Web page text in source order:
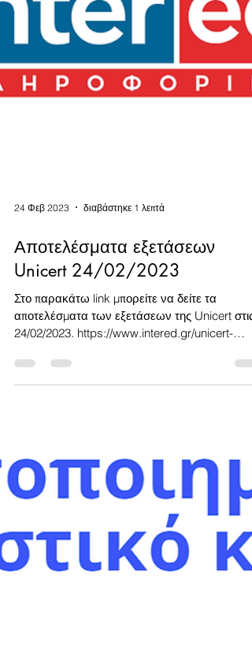
Αποτελέσματα εξετάσεων
Unicert 24/02/2023
Στο παρακάτω link μπορείτε να δείτε τα
αποτελέσματα των εξετάσεων της Unicert στις
24/02/2023. https://www.intered.gr/unicert-